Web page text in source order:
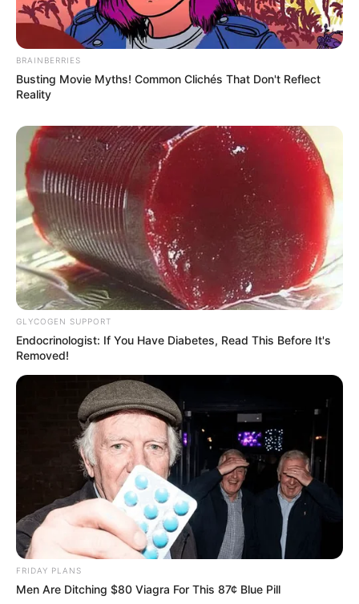
BRAINBERRIES
Busting Movie Myths! Common Clichés That Don't Reflect
Reality
GLYCOGEN SUPPORT
Endocrinologist: If You Have Diabetes, Read This Before It's
Removed!
FRIDAY PLANS
Men Are Ditching $80 Viagra For This 87¢ Blue Pill